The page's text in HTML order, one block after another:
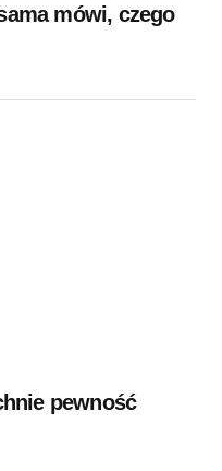
mówi, czego
pewność